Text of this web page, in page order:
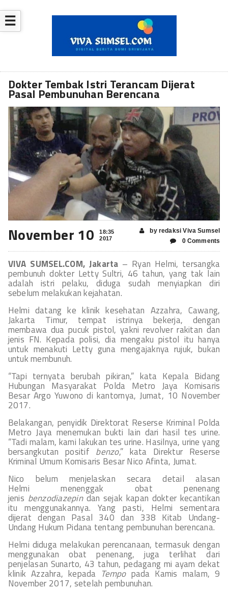
☰
Dokter Tembak Istri Terancam Dijerat
Pasal Pembunuhan Berencana
November 10
18:35
2017
by redaksi Viva Sumsel
0 Comments
VIVA SUMSEL.COM, Jakarta – Ryan Helmi, tersangka
pembunuh dokter Letty Sultri, 46 tahun, yang tak lain
adalah istri pelaku, diduga sudah menyiapkan diri
sebelum melakukan kejahatan.
Helmi datang ke klinik kesehatan Azzahra, Cawang,
Jakarta Timur, tempat istrinya bekerja, dengan
membawa dua pucuk pistol, yakni revolver rakitan dan
jenis FN. Kepada polisi, dia mengaku pistol itu hanya
untuk menakuti Letty guna mengajaknya rujuk, bukan
untuk membunuh.
“Tapi ternyata berubah pikiran,” kata Kepala Bidang
Hubungan Masyarakat Polda Metro Jaya Komisaris
Besar Argo Yuwono di kantornya, Jumat, 10 November
2017.
Belakangan, penyidik Direktorat Reserse Kriminal Polda
Metro Jaya menemukan bukti lain dari hasil tes urine.
“Tadi malam, kami lakukan tes urine. Hasilnya, urine yang
bersangkutan positif benzo,” kata Direktur Reserse
Kriminal Umum Komisaris Besar Nico Afinta, Jumat.
Nico belum menjelaskan secara detail alasan
Helmi menenggak obat penenang
jenis benzodiazepin dan sejak kapan dokter kecantikan
itu menggunakannya. Yang pasti, Helmi sementara
dijerat dengan Pasal 340 dan 338 Kitab Undang-
Undang Hukum Pidana tentang pembunuhan berencana.
Helmi diduga melakukan perencanaan, termasuk dengan
menggunakan obat penenang, juga terlihat dari
penjelasan Sunarto, 43 tahun, pedagang mi ayam dekat
klinik Azzahra, kepada Tempopada Kamis malam, 9
November 2017, setelah pembunuhan.